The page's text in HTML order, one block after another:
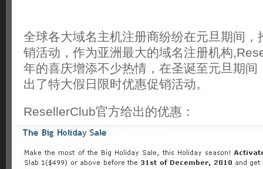
全球各大域名主机注册商纷纷在元旦期间，
销活动，作为亚洲最大的域名注册机构
年的喜庆增添不少热情，在圣诞至元旦期
出了特大假日限时优惠促销活动。
ResellerClub官方给出的优惠：